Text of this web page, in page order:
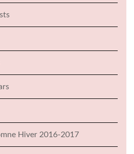
Hiver 2016-2017